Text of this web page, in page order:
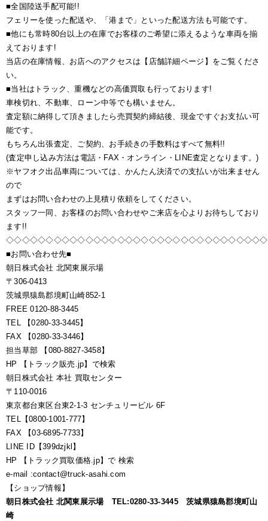
■全国陸送手配可能!!
フェリーを使った配送や、「港まで」といった配送方法も可能です。
■他にも常時80台以上の在庫でお客様のご希望に添えるような車両を揃
えております!
当店の在庫情報、お店へのアクセスは【店舗詳細ページ】をご覧くださ
い。
■当社はトラック、重機などの高価買取も行っております!
車検切れ、不動車、ローン中等でも構いません。
査定額に納得して頂きましたら売買契約締結後、現金ですぐお支払い可
能です。
もちろん出張査定、ご契約、お手続きの手数料はすべて無料!!
(査定申し込み方法は電話・FAX・オンライン・LINE査定となります。)
※ヤフオク出品車両については、かんたん決済での支払いが出来ません
ので
まずはお問い合わせの上見積り依頼をしてください。
スタッフ一同、お客様のお問い合わせやご来店を心よりお待ちしており
ます!!
■お問い合わせ先■
朝日株式会社 北関東展示場
〒306-0413
茨城県猿島郡境町山崎852-1
FREE 0120-88-3445
TEL 【0280-33-3445】
FAX 【0280-33-3446】
担当草部 【080-8827-3458】
HP 【トラック販売.jp】で検索
朝日株式会社 本社 買取センター
〒110-0016
東京都台東区台東2-1-3 センチュリービル 6F
TEL【0800-1001-777】
FAX 【03-6895-7733】
LINE ID【399dzjkl】
HP 【トラック買取価格.jp】で 検索
e-mail :contact@truck-asahi.com
【ショップ情報】
朝日株式会社 北関東展示場 TEL:0280-33-3445 茨城県猿島郡境町山
崎